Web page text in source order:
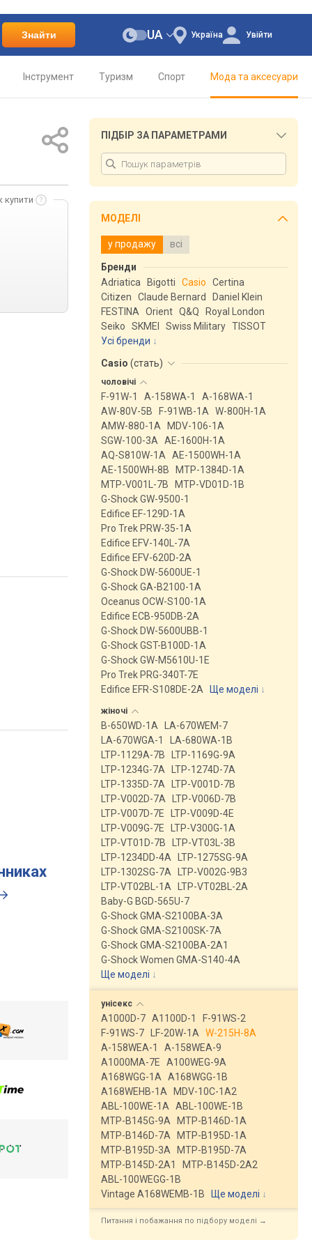
Знайти Україна
UA Увійти
Інструмент Туризм Спорт Мода та аксесуари
купити
ПІДБІР ЗА ПАРАМЕТРАМИ
МОДЕЛІ
у продажу всі
Бренди
Adriatica
Bigotti Casio
Certina
Citizen
Claude Bernard
Daniel Klein
FESTINA
Orient Q&Q
Royal London
Seiko
SKMEI Swiss Military TISSOT
Усі бренди
Casio (стать)
чоловічі
F-91W-1 A-158WA-1
A-168WA-1
AW-80V-5B
F-91WB-1A
W-800H-1A
AMW-880-1A
MDV-106-1A
SGW-100-3A
AE-1600H-1A
AQ-S810W-1A
AE-1500WH-1A
AE-1500WH-8B
MTP-1384D-1A
MTP-V001L-7B
MTP-VD01D-1B
G-Shock GW-9500-1
Edifice EF-129D-1A
Pro Trek PRW-35-1A
Edifice EFV-140L-7A
Edifice EFV-620D-2A
G-Shock DW-5600UE-1
G-Shock GA-B2100-1A
Oceanus OCW-S100-1A
Edifice ECB-950DB-2A
G-Shock DW-5600UBB-1
G-Shock GST-B100D-1A
G-Shock GW-M5610U-1E
Pro Trek PRG-340T-7E
Edifice EFR-S108DE-2A
Ще моделі ↓
жіночі
B-650WD-1A
LA-670WEM-7
LA-670WGA-1
LA-680WA-1B
LTP-1129A-7B
LTP-1169G-9A
LTP-1234G-7A
LTP-1274D-7A
LTP-1335D-7A
LTP-V001D-7B
LTP-V002D-7A
LTP-V006D-7B
LTP-V007D-7E
LTP-V009D-4E
LTP-V009G-7E
LTP-V300G-1A
LTP-VT01D-7B
LTP-VT03L-3B
LTP-1234DD-4A
LTP-1275SG-9A
LTP-1302SG-7A
LTP-V002G-9B3
LTP-VT02BL-1A
LTP-VT02BL-2A
Baby-G BGD-565U-7
G-Shock GMA-S2100BA-3A
G-Shock GMA-S2100SK-7A
G-Shock GMA-S2100BA-2A1
G-Shock Women GMA-S140-4A
Ще моделі ↓
унісекс
A1000D-7 A1100D-1
F-91WS-2
F-91WS-7
LF-20W-1A
W-215H-8A
A-158WEA-1
A-158WEA-9
A1000MA-7E
A100WEG-9A
A168WGG-1A
A168WGG-1B
A168WEHB-1A
MDV-10C-1A2
ABL-100WE-1A
ABL-100WE-1B
MTP-B145G-9A
MTP-B146D-1A
MTP-B146D-7A
MTP-B195D-1A
MTP-B195D-3A
MTP-B195D-7A
MTP-B145D-2A1
MTP-B145D-2A2
ABL-100WEGG-1B
Vintage A168WEMB-1B
Ще моделі ↓
Питання і побажання по підбору моделі →